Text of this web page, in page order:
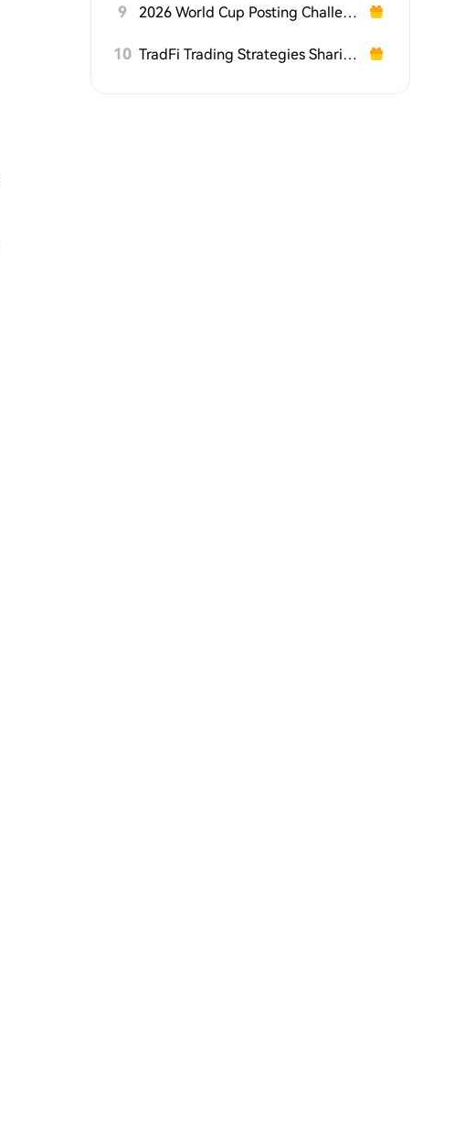
9 2026 World Cup Posting Challenge on HTX Square
10 TradFi Trading Strategies Sharing Challenge